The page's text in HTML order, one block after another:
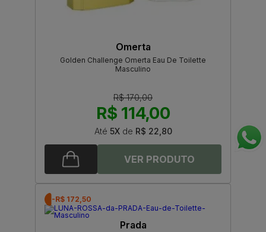
Omerta
Golden Challenge Omerta Eau De Toilette
Masculino
R$ 170,00
R$ 114,00
Até 5Xde R$ 22,80
-R$ 172,50
Prada